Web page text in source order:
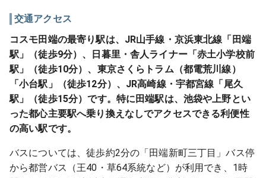
交通アクセス
コスモ田端の最寄り駅は、JR山手線・京浜東北線「田端
駅」（徒歩9分）、日暮里・舎人ライナー「赤土小学校前
駅」（徒歩10分）、東京さくらトラム（都電荒川線）
「小台駅」（徒歩12分）、JR高崎線・宇都宮線「尾久
駅」（徒歩15分）です。特に田端駅は、池袋や上野とい
った都心主要駅へ乗り換えなしでアクセスできる利便性
の高い駅です。
バスについては、徒歩約2分の「田端新町三丁目」バス停
から都営バス（王40・草64系統など）が利用でき、1時